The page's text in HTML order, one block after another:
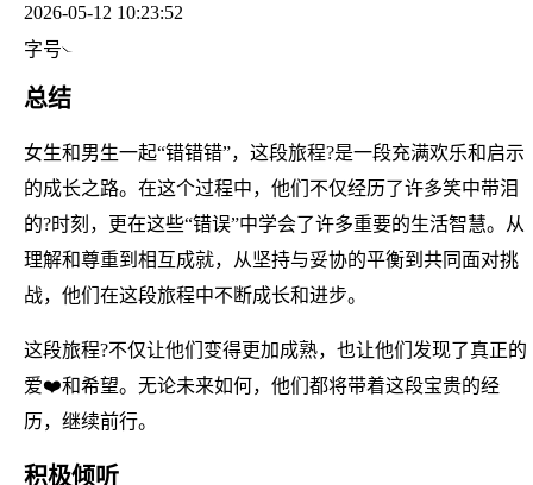
2026-05-12 10:23:52
字号
总结
女生和男生一起“错错错”，这段旅程?是一段充满欢乐和启示
的成长之路。在这个过程中，他们不仅经历了许多笑中带泪
的?时刻，更在这些“错误”中学会了许多重要的生活智慧。从
理解和尊重到相互成就，从坚持与妥协的平衡到共同面对挑
战，他们在这段旅程中不断成长和进步。
这段旅程?不仅让他们变得更加成熟，也让他们发现了真正的
爱❤️和希望。无论未来如何，他们都将带着这段宝贵的经
历，继续前行。
积极倾听